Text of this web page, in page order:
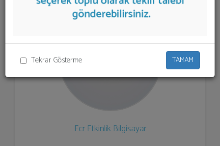
Tekrar Gösterme TAMAM
Ecr Etkinlik Bilgisayar